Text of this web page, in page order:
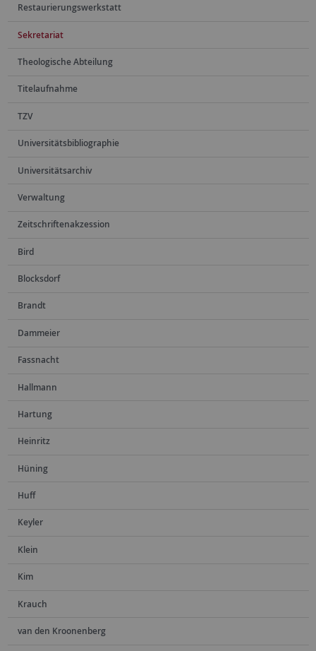
Restaurierungswerkstatt
Sekretariat
Theologische Abteilung
Titelaufnahme
TZV
Universitätsbibliographie
Universitätsarchiv
Verwaltung
Zeitschriftenakzession
Bird
Blocksdorf
Brandt
Dammeier
Fassnacht
Hallmann
Hartung
Heinritz
Hüning
Huff
Keyler
Klein
Kim
Krauch
van den Kroonenberg